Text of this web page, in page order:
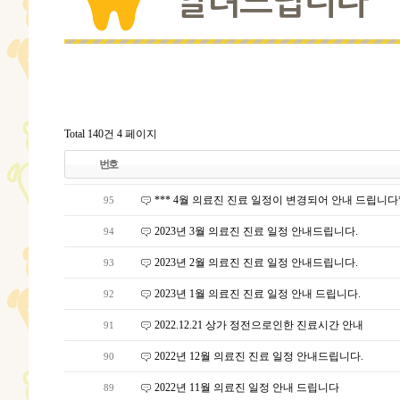
Total 140건 4 페이지
번호
95 *** 4월 의료진 진료 일정이 변경되어 안내 드립니
94 2023년 3월 의료진 진료 일정 안내드립니다.
93 2023년 2월 의료진 진료 일정 안내드립니다.
92 2023년 1월 의료진 진료 일정 안내 드립니다.
91 2022.12.21 상가 정전으로인한 진료시간 안내
90 2022년 12월 의료진 진료 일정 안내드립니다.
89 2022년 11월 의료진 일정 안내 드립니다